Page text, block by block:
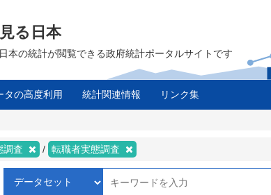
る日本
本の統計が閲覧できる政府統計ポータルサイトです
タの高度利用 統計関連情報 リンク集
調査 転職者実態調査